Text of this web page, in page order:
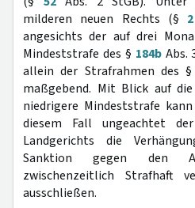
milderen neuen Rechts (§ 2
angesichts der auf drei
Mindeststrafe des § 184bAbs.
allein der Strafrahmen des §
maßgebend. Mit Blick auf
niedrigere Mindeststrafe
diesem Fall ungeachtet
Landgerichts die
Sanktion gegen den
zwischenzeitlich Strafhaft
ausschließen.